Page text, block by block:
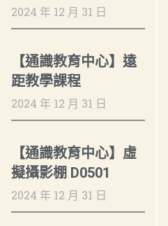
2024 年 12 月 31 日
【通識教育中心】遠
距教學課程
2024 年 12 月 31 日
【通識教育中心】虛
擬攝影棚 D0501
2024 年 12 月 31 日